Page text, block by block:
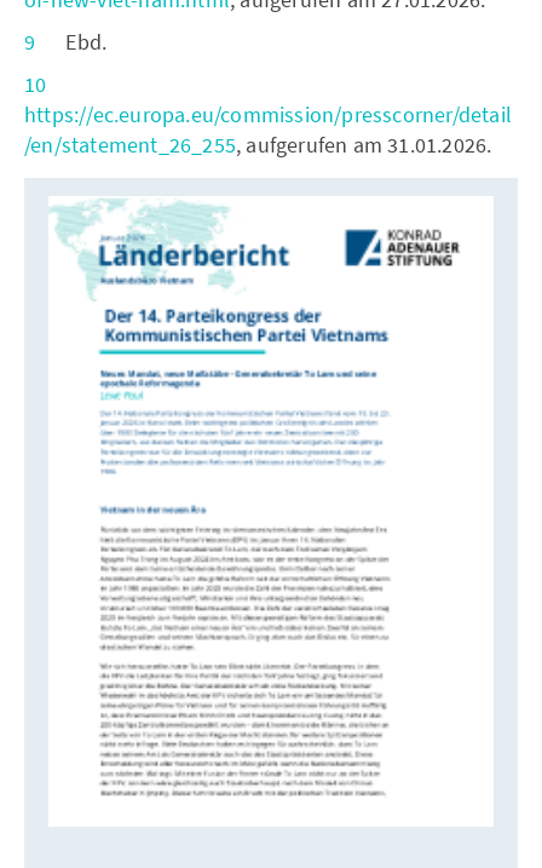
9
Ebd.
10
https://ec.europa.eu/commission/presscorner/detail
/en/statement_26_255, aufgerufen am 31.01.2026.